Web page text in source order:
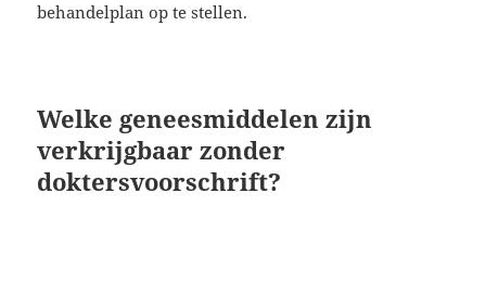
behandelplan op te stellen.
Welke geneesmiddelen zijn
verkrijgbaar zonder
doktersvoorschrift?